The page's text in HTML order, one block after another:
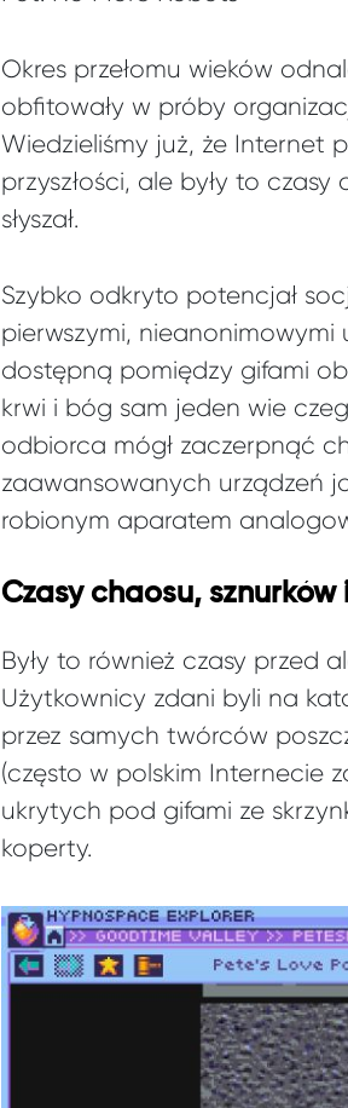
Okres przełomu wieków
obfitowały w próby
Wiedzieliśmy już, że Internet
przyszłości, ale były to
słyszał.
Szybko odkryto potencjał
pierwszymi,
dostępną pomiędzy gifami
krwi i bóg sam jeden wie
odbiorca mógł zaczerpnąć
zaawansowanych urządzeń
robionym aparatem
Czasy chaosu,
Były to również czasy przed
Użytkownicy zdani byli na
przez samych twórców
(często w polskim Internecie
ukrytych pod gifami ze
koperty.